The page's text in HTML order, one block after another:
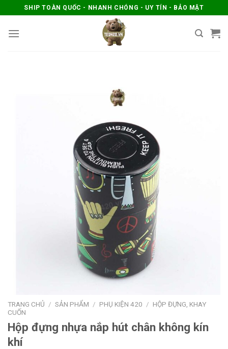
to
content
SHIP TOÀN QUỐC - NHANH CHÓNG - UY TÍN - BẢO MẬT
TRANG CHỦ / SẢN PHẨM / PHỤ KIỆN 420 / HỘP ĐỰNG, KHAY
CUỐN
Hộp đựng nhựa nắp hút chân không kín
khí